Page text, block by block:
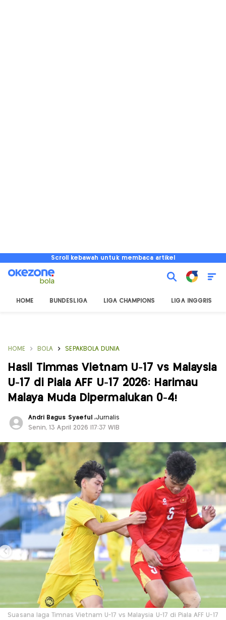
Scroll kebawah untuk membaca artikel
HOME BUNDESLIGA LIGA CHAMPIONS LIGA INGGRIS
HOME BOLA SEPAKBOLA DUNIA
Hasil Timmas Vietnam U-17 vs Malaysia
U-17 di Piala AFF U-17 2026: Harimau
Malaya Muda Dipermalukan 0-4!
Andri Bagus Syaeful ,Jurnalis
Senin, 13 April 2026 |17:37 WIB
Suasana laga Timnas Vietnam U-17 vs Malaysia U-17 di Piala AFF U-17